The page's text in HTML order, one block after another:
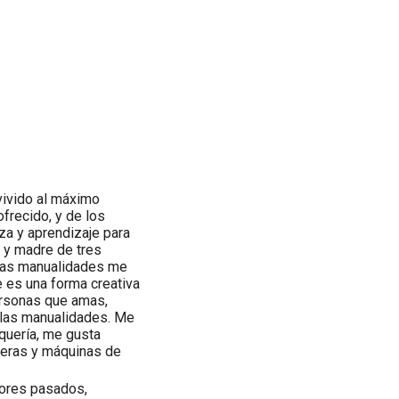
al máximo
y de los
y aprendizaje para
y madre de tres
manualidades me
es una forma creativa
que amas,
manualidades. Me
me gusta
y máquinas de
pasados,